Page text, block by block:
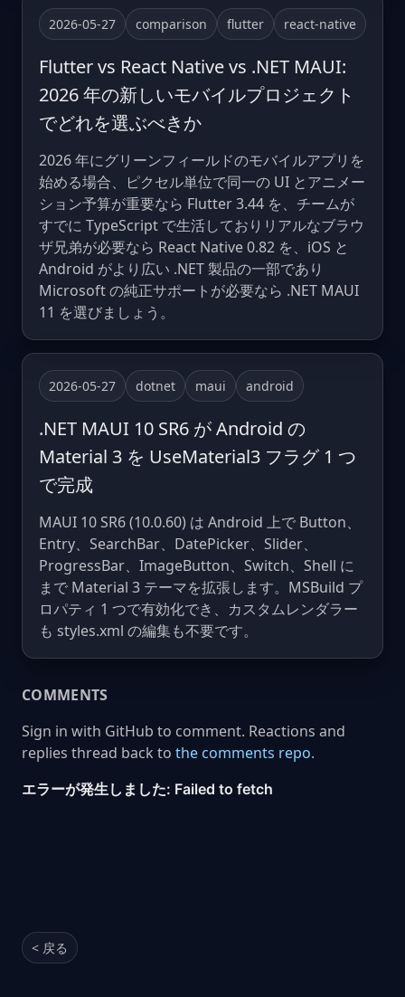
2026-05-27 comparison flutter react-native
Flutter vs React Native vs .NET MAUI:
2026 年の新しいモバイルプロジェクト
でどれを選ぶべきか
2026 年にグリーンフィールドのモバイルアプリを
始める場合、ピクセル単位で同一の UI とアニメー
ション予算が重要なら Flutter 3.44 を、チームが
すでに TypeScript で生活しておりリアルなブラウ
ザ兄弟が必要なら React Native 0.82 を、iOS と
Android がより広い .NET 製品の一部であり
Microsoft の純正サポートが必要なら .NET MAUI
11 を選びましょう。
2026-05-27 dotnet maui android
.NET MAUI 10 SR6 が Android の
Material 3 を UseMaterial3 フラグ 1 つ
で完成
MAUI 10 SR6 (10.0.60) は Android 上で Button、
Entry、SearchBar、DatePicker、Slider、
ProgressBar、ImageButton、Switch、Shell に
まで Material 3 テーマを拡張します。MSBuild プ
ロパティ 1 つで有効化でき、カスタムレンダラー
も styles.xml の編集も不要です。
COMMENTS
Sign in with GitHub to comment. Reactions and
replies thread back to the comments repo.
< 戻る